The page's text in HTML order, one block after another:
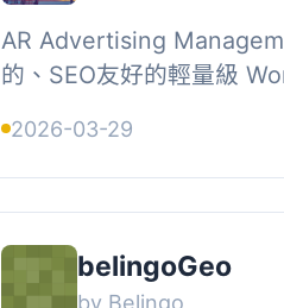
AR Advertising
的、SEO友好的輕量級
聯盟橫幅或贊助內容，該
2026-03-29
belingoGeo
by Belingo